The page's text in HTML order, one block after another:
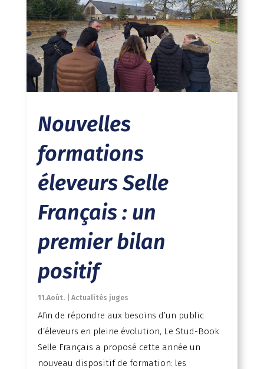
Nouvelles
formations
éleveurs Selle
Français : un
premier bilan
positif
11.Août. Actualités juges
Afin de répondre aux besoins d’un public
d’éleveurs en pleine évolution, Le Stud-Book
Selle Français a proposé cette année un
nouveau dispositif de formation: les